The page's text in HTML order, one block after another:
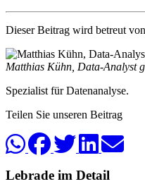
Dieser Beitrag wird betreut
Matthias Kühn, Data-Analyst
Spezialist für Datenanalyse.
Teilen Sie unseren Beitrag
Lebrade im Detail